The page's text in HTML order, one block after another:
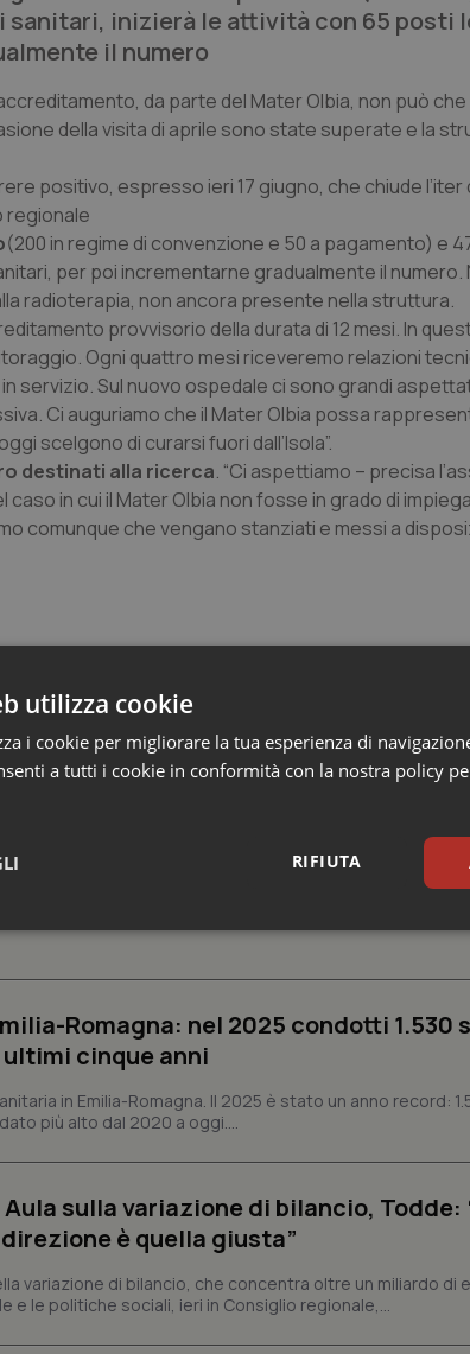
sanitari, inizierà le attività con 65 posti
il numero
da parte del Mater Olbia, non può
della visita di aprile sono state superate e la
positivo, espresso ieri 17 giugno, che chiude l’iter
regionale
(200 in regime di convenzione e 50 a pagamento) e
per poi incrementarne gradualmente il numero.
radioterapia, non ancora presente nella struttura.
provvisorio della durata di 12 mesi. In
Ogni quattro mesi riceveremo relazioni
servizio. Sul nuovo ospedale ci sono grandi
Ci auguriamo che il Mater Olbia possa
scelgono di curarsi fuori dall’Isola”.
destinati alla ricerca. “Ci aspettiamo – precisa
in cui il Mater Olbia non fosse in grado di
comunque che vengano stanziati e messi a
in provincia di Oristano
Una persona cinquantenne, riferisce la Asl, si è
Romagna: nel 2025 condotti 1.530
cinque anni
in Emilia-Romagna. Il 2025 è stato un anno record:
più alto dal 2020 a oggi....
sulla variazione di bilancio,
è quella giusta”
variazione di bilancio, che concentra oltre un miliardo di
e le politiche sociali, ieri in Consiglio regionale,...
utilizza cookie
i cookie per migliorare la tua esperienza di
a tutti i cookie in conformità con la nostra policy
RIFIUTA
Statistici
Necessari Statistici Marketing
del sito. Il sito web non è in grado di funzionare correttamente senza
Fornitore/ Dominio Scadenza
Descrizione
YouTube
.youtube.com
5 mesi 4
settimane
del visitatore riguardo a
impostazioni sulla privacy,
preferenze siano onorate